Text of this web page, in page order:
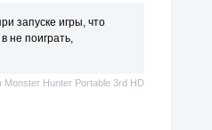
запуске игры, что
не поиграть,
Monster Hunter Portable 3rd HD